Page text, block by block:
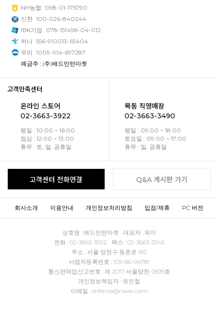
NH농협
098-01-175790
신한 100-026-840244
IBK기업
078-151498-04-012
하나 556-910013-65404
우리 1005-104-697287
예금주 : (주)배드민턴마켓
고객만족센터
온라인 스토어
02-3663-3922
평일 : 10:00 ~ 16:00
점심 : 12:00 ~ 13:00
휴무 : 토, 일, 공휴일
목동 직영매장
02-3663-3490
평일 : 09:00 ~ 18:00
토요일 : 09:00 ~ 17:00
휴무 : 일, 공휴일
고객센터 전화연결 Q&A 게시판 가기
회사소개 이용안내 개인정보처리방침 입점/제휴 PC 버전
상호명 : 배드민턴마켓 대표자 : 유미
전화 : 02-3663-3922 팩스 : 02-3663-3245
주소 : 서울 양천구 등촌로 192
사업자등록번호 : 109-86-04781
통신판매업신고번호 : 제 2017-서울양천-0835호
개인정보책임자 : 유인철
이메일 : shfence@naver.com